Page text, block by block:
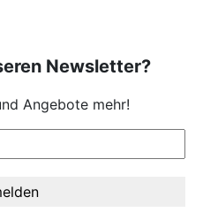
Newsletter?
Angebote mehr!